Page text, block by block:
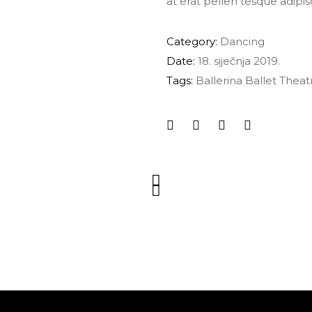
Category: Dancing
Date: 18. siječnja 2019.
Tags: Ballerina Ballet